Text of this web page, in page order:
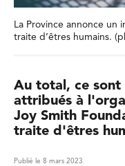
La Province annonce un
traite d’êtres humains.
Au total, ce
attribués à
Joy Smith
traite d'êtres
Publié le 8 mars 2023